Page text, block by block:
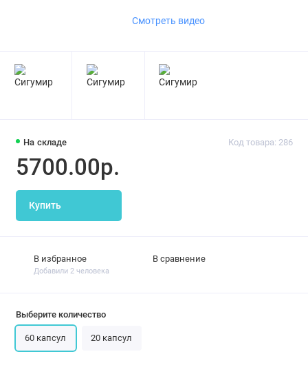
Смотреть видео
На складе Код товара: 286
5700.00р.
Купить
В избранное
Добавили 2 человека
В сравнение
Выберите количество
60 капсул 20 капсул